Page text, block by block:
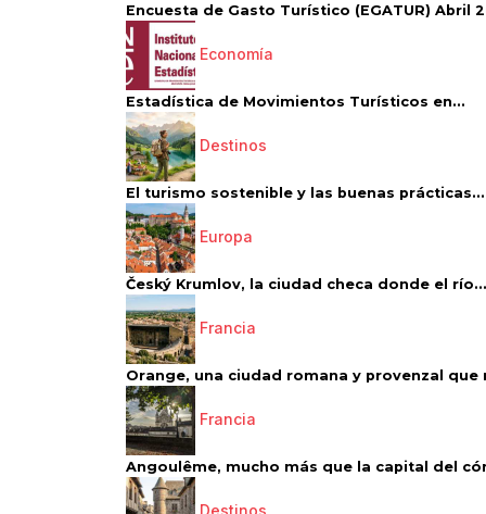
Encuesta de Gasto Turístico (EGATUR) Abril
Economía
Estadística de Movimientos Turísticos en...
Destinos
El turismo sostenible y las buenas prácticas...
Europa
Český Krumlov, la ciudad checa donde el río...
Francia
Orange, una ciudad romana y provenzal que
Francia
Angoulême, mucho más que la capital del
Destinos